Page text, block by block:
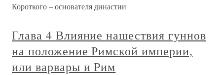
Короткого – основателя династии
Глава 4 Влияние нашествия гуннов
на положение Римской империи,
или варвары и Рим